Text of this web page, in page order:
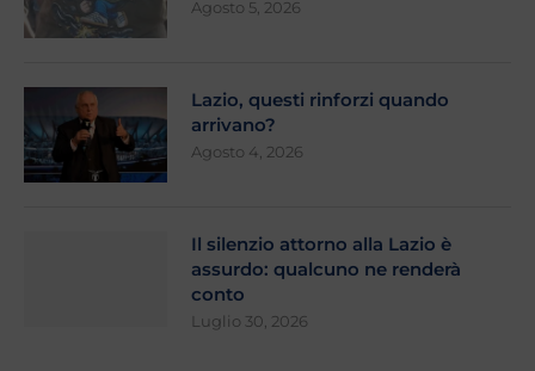
Agosto 5, 2026
Lazio, questi rinforzi quando
arrivano?
Agosto 4, 2026
Il silenzio attorno alla Lazio è
assurdo: qualcuno ne renderà
conto
Luglio 30, 2026